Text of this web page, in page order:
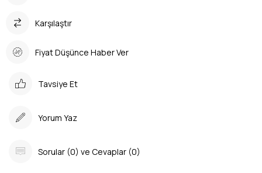
Karşılaştır
Fiyat Düşünce Haber Ver
Tavsiye Et
Yorum Yaz
Sorular (0) ve Cevaplar (0)